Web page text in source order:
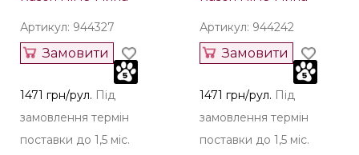
Артикул: 944327
Замовити
1471 грн/рул. Під
замовлення термін
поставки до 1,5 міс.
Артикул: 944242
Замовити
1471 грн/рул. Під
замовлення термін
поставки до 1,5 міс.